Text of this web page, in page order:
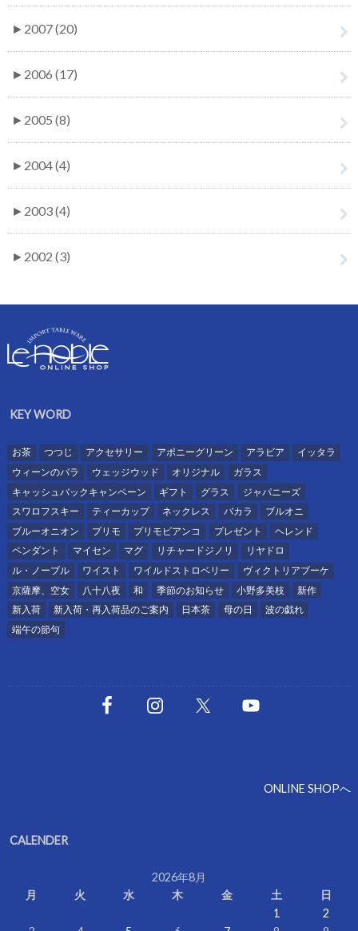
► 2007 (20)
► 2006 (17)
► 2005 (8)
► 2004 (4)
► 2003 (4)
► 2002 (3)
KEY WORD
お茶 つつじ アクセサリー アポニーグリーン アラビア
イッタラ
ウィーンのバラ
ウェッジウッド オリジナル
ガラス
キャッシュバックキャンペーン
ギフト グラス
ジャパニーズ
スワロフスキー
ティーカップ ネックレス バカラ
ブルオニ
ブルーオニオン
プリモ プリモビアンコ プレゼント
ヘレンド
ペンダント
マイセン マグ リチャードジノリ
リヤドロ
ル・ノーブル
ワイスト ワイルドストロベリー
ヴィクトリアブーケ
京薩摩、空女
八十八夜 和 季節のお知らせ 小野多美枝
新作
新入荷
新入荷・再入荷品のご案内 日本茶 母の日
波の戯れ
端午の節句
ONLINE SHOPへ
CALENDER
2026年8月
月
火 水 木 金 土
日
1
2